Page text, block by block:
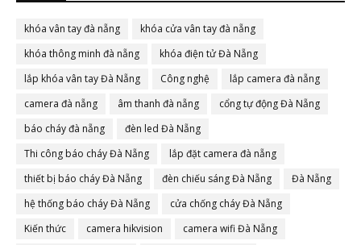
khóa vân tay đà nẵng
khóa cửa vân tay đà nẵng
khóa thông minh đà nẵng
khóa điện tử Đà Nẵng
lắp khóa vân tay Đà Nẵng
Công nghệ
lắp camera đà nẵng
camera đà nẵng
âm thanh đà nẵng
cổng tự động Đà Nẵng
báo cháy đà nẵng
đèn led Đà Nẵng
Thi công báo cháy Đà Nẵng
lắp đặt camera đà nẵng
thiết bị báo cháy Đà Nẵng
đèn chiếu sáng Đà Nẵng
Đà Nẵng
hệ thống báo cháy Đà Nẵng
cửa chống cháy Đà Nẵng
Kiến thức
camera hikvision
camera wifi Đà Nẵng